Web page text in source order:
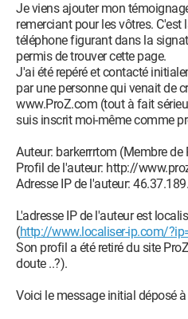
Je viens ajouter mon
remerciant pour les vôtres. C'est
téléphone figurant dans la
permis de trouver cette page.
J'ai été repéré et contacté
par une personne qui venait de
www.ProZ.com (tout à fait
suis inscrit moi-même comme
Auteur: barkerrrtom (Membre de
Profil de l'auteur: http://
Adresse IP de l'auteur:
L'adresse IP de l'auteur est
(http://www.localiser-ip.com/
Son profil a été retiré du site
doute ..?).
Voici le message initial déposé